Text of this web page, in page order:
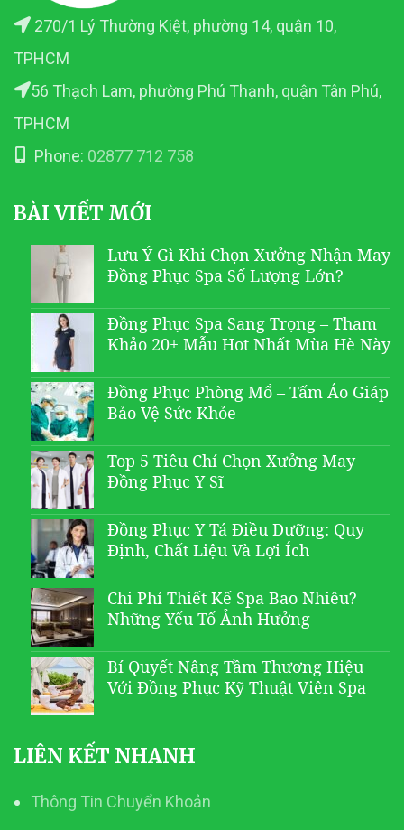
270/1 Lý Thường Kiệt, phường 14, quận 10,
TPHCM
56 Thạch Lam, phường Phú Thạnh, quận Tân Phú,
TPHCM
Phone: 02877 712 758
BÀI VIẾT MỚI
Lưu Ý Gì Khi Chọn Xưởng Nhận May
Đồng Phục Spa Số Lượng Lớn?
Đồng Phục Spa Sang Trọng – Tham
Khảo 20+ Mẫu Hot Nhất Mùa Hè Này
Đồng Phục Phòng Mổ – Tấm Áo Giáp
Bảo Vệ Sức Khỏe
Top 5 Tiêu Chí Chọn Xưởng May
Đồng Phục Y Sĩ
Đồng Phục Y Tá Điều Dưỡng: Quy
Định, Chất Liệu Và Lợi Ích
Chi Phí Thiết Kế Spa Bao Nhiêu?
Những Yếu Tố Ảnh Hưởng
Bí Quyết Nâng Tầm Thương Hiệu
Với Đồng Phục Kỹ Thuật Viên Spa
LIÊN KẾT NHANH
Thông Tin Chuyển Khoản